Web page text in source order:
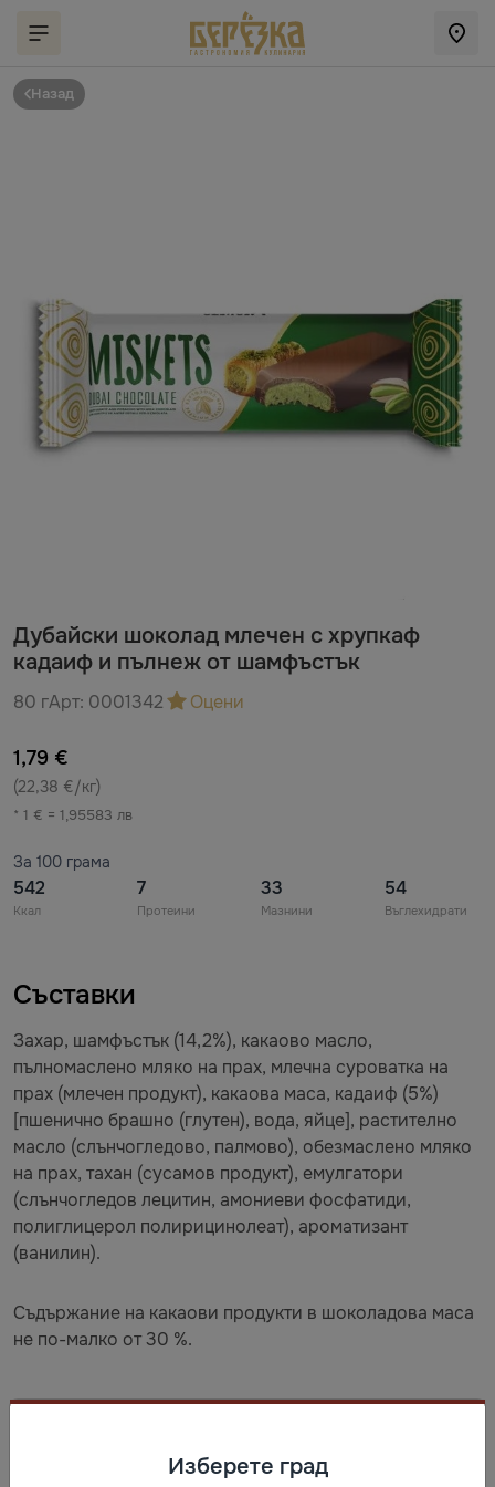
Назад
Дубайски шоколад млечен с хрупкаф
кадаиф и пълнеж от шамфъстък
80 гАрт: 0001342 Оцени
1,79 €
(22,38 €/кг)
* 1 € = 1,95583 лв
За 100 грама
542
Ккал
7
Протеини
33
Мазнини
54
Въглехидрати
Съставки
Захар, шамфъстък (14,2%), какаово масло,
пълномаслено мляко на прах, млечна суроватка на
прах (млечен продукт), какаова маса, кадаиф (5%)
[пшенично брашно (глутен), вода, яйце], растително
масло (слънчогледово, палмово), обезмаслено мляко
на прах, тахан (сусамов продукт), емулгатори
(слънчогледов лецитин, амониеви фосфатиди,
полиглицерол полирицинолеат), ароматизант
(ванилин).
Съдържание на какаови продукти в шоколадова маса
не по-малко от 30 %.
СъхранениеИзберете град